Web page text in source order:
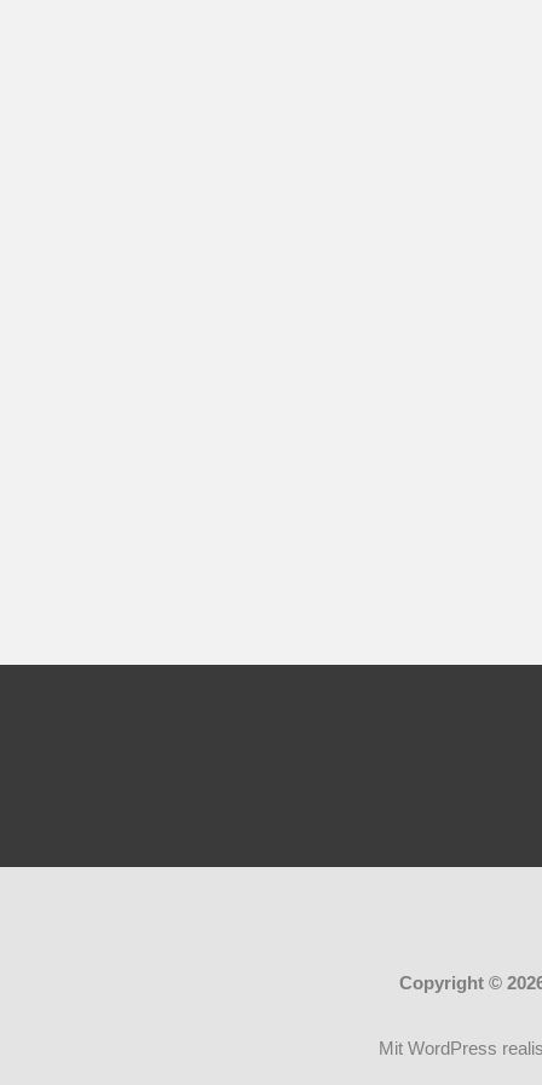
Copyright ©
Mit WordPress